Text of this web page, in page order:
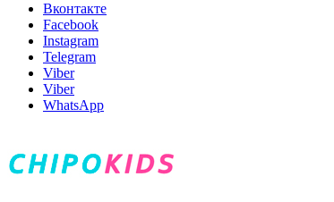
Вконтакте
Facebook
Instagram
Telegram
Viber
Viber
WhatsApp